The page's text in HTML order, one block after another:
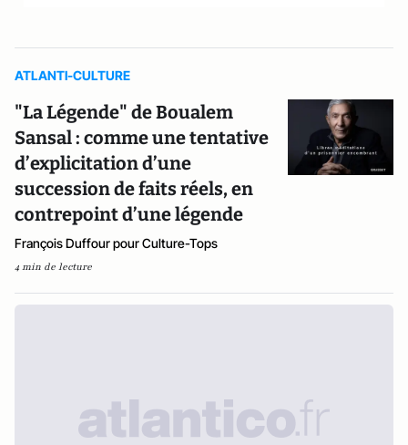
ATLANTI-CULTURE
"La Légende" de Boualem
Sansal : comme une tentative
d’explicitation d’une
succession de faits réels, en
contrepoint d’une légende
François Duffour pour Culture-Tops
4 min de lecture